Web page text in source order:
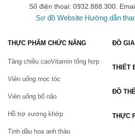
Số điện thoại: 0932.888.300.
Sơ đồ Website Hướng dẫn
THỰC PHẨM CHỨC NĂNG
Tăng chiều caoVitamin tổng hợp
Viên uống mọc tóc
Viên uống bổ não
Hỗ trợ xương khớp
Tinh dầu hoa anh thảo
ĐỒ
THIẾT
ĐỒ
THỰC